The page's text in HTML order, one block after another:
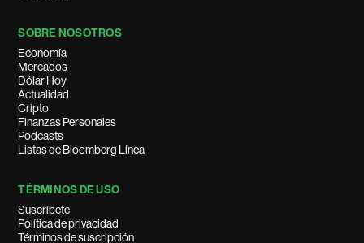
SOBRE NOSOTROS
Economía
Mercados
Dólar Hoy
Actualidad
Cripto
Finanzas Personales
Podcasts
Listas de Bloomberg Línea
TÉRMINOS DE USO
Suscríbete
Política de privacidad
Términos de suscripción